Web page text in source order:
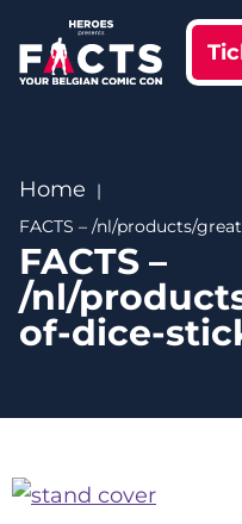
Home
FACTS – /nl/products/
FACTS –
/nl/
of-dice-